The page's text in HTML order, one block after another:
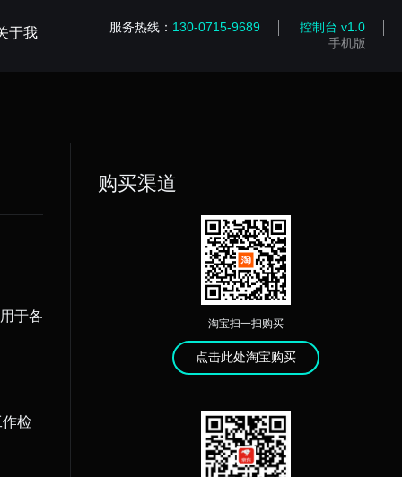
于我 服务热线： 130-0715-9689
控制台 v1.0
手机版
于各
检
购买渠道
淘宝扫一扫购买
点击此处淘宝购买